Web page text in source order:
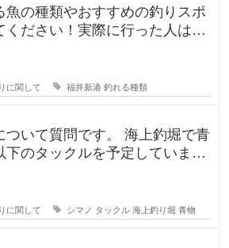
魚の種類やおすすめの釣りスポ
ください！実際に行った人はど
に関して 福井新港 釣れる種類
問です。 海上釣堀で青
のタックルを予定していま
に関して シマノ タックル 海上釣り堀 青物